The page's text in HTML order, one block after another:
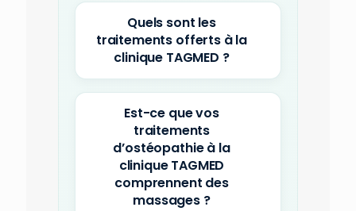
Quels sont les
traitements offerts à la
clinique TAGMED ?
Est-ce que vos
traitements
d’ostéopathie à la
clinique TAGMED
comprennent des
massages ?